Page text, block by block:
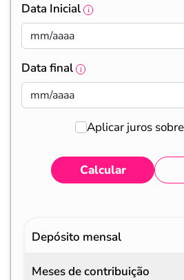
Data Inicial
Data final
Aplicar juros
Calcular
Depósito mensal
Meses de contribuição